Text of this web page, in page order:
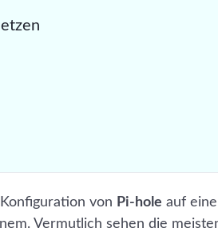
von Pi-hole auf
Vermutlich sehen die